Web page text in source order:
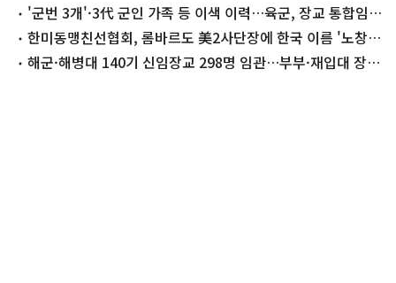
일 '군번 3개'·3代 군인 가족 등 이색 이력…육군, 장교 통합임관
식 개최
한미동맹친선협회, 롬바르도 美2사단장에 한국 이름 '노창
수' 선물
해군·해병대 140기 신임장교 298명 임관…부부·재입대 장